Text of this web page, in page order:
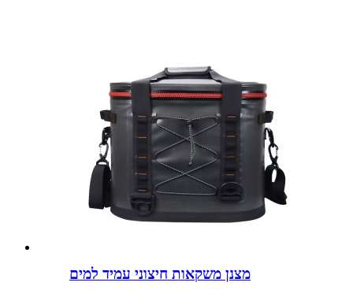
מצנן משקאות חיצוני עמיד למים